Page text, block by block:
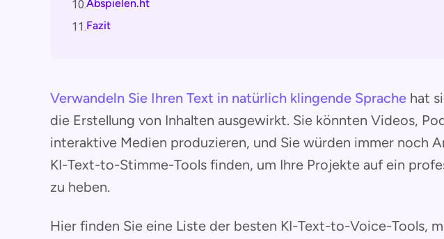
10.Abspielen.ht
11.Fazit
Verwandeln Sie Ihren Text in natürlich klingende Sprache hat
die Erstellung von Inhalten ausgewirkt. Sie könnten Videos,
interaktive Medien produzieren, und Sie würden immer noch
KI-Text-to-Stimme-Tools finden, um Ihre Projekte auf ein
zu heben.
Hier finden Sie eine Liste der besten KI-Text-to-Voice-Tools,